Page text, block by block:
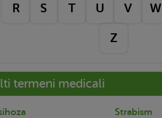
R S T U V W
Z
termeni medicali
Strabism